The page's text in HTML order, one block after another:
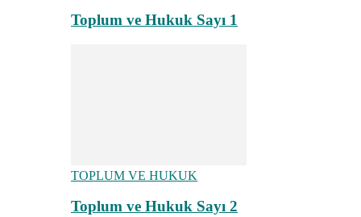
Toplum ve Hukuk Sayı 1
TOPLUM VE HUKUK
Toplum ve Hukuk Sayı 2